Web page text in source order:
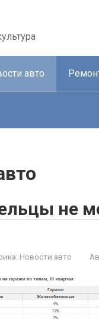
авто
не
Новости авто